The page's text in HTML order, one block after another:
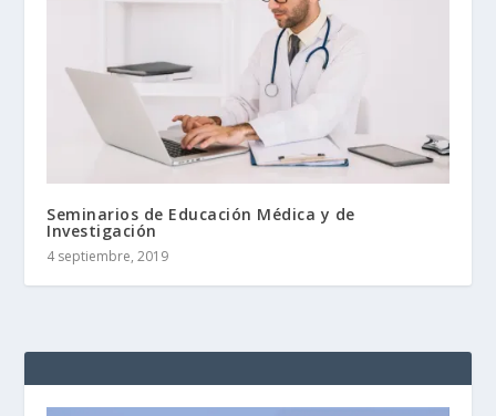
Seminarios de Educación Médica y de
Investigación
4 septiembre, 2019